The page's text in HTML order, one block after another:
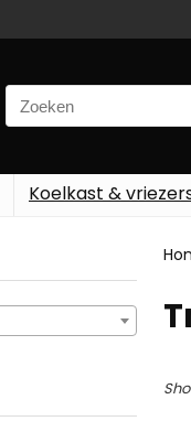
Search
for:
Koelkast &